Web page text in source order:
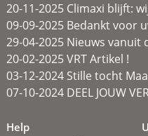
20-11-2025 Climaxi blijft:
09-09-2025 Bedankt voor
29-04-2025 Nieuws vanuit
20-02-2025 VRT Artikel !
03-12-2024 Stille tocht
07-10-2024 DEEL JOUW
Help